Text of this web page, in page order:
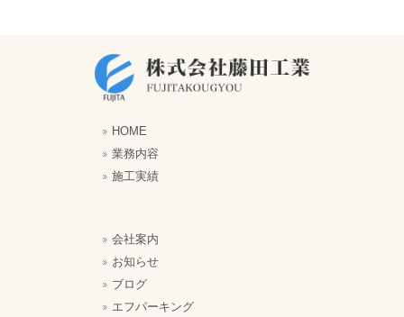
HOME
業務内容
施工実績
会社案内
お知らせ
ブログ
エフパーキング